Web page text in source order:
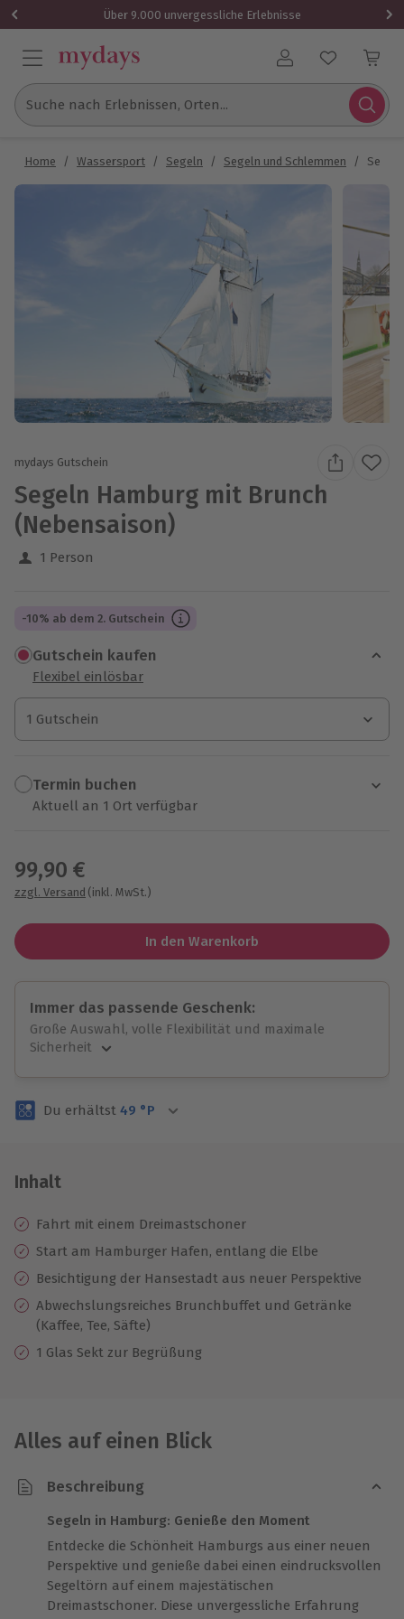
Über 9.000 unvergessliche Erlebnisse
Benutzerkonto
Suche nach Erlebnissen, Orten...
Home / Wassersport / Segeln / Segeln und Schlemmen /
mydays Gutschein
Segeln Hamburg mit Brunch
(Nebensaison)
1 Person
-10% ab dem 2. Gutschein
Gutschein kaufen
Flexibel einlösbar
1 Gutschein
1 Gutschein
1 Gutschein
Termin buchen
Aktuell an 1 Ort verfügbar
99,90 €
zzgl. Versand (inkl. MwSt.)
In den Warenkorb
Immer das passende Geschenk:
Große Auswahl, volle Flexibilität und maximale
Sicherheit
Volle Flexibilität
3 Jahre gültig & verlängerbar.
Du erhältst 49 °P
Inhalt
Fahrt mit einem Dreimastschoner
Start am Hamburger Hafen, entlang die Elbe
Besichtigung der Hansestadt aus neuer Perspektive
Abwechslungsreiches Brunchbuffet und Getränke
(Kaffee, Tee, Säfte)
1 Glas Sekt zur Begrüßung
Alles auf einen Blick
Beschreibung
Segeln in Hamburg: Genieße den Moment
Entdecke die Schönheit Hamburgs aus einer neuen
Perspektive und genieße dabei einen eindrucksvollen
Segeltörn auf einem majestätischen
Dreimastschoner. Diese unvergessliche Erfahrung